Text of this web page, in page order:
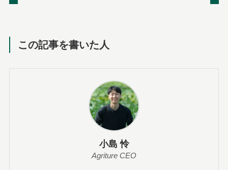
この記事を書いた人
小島 怜
Agriture CEO